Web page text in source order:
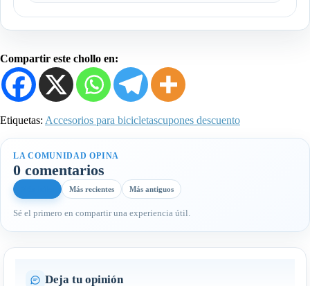
Compartir este chollo en:
Etiquetas: Accesorios para bicicletascupones descuento
LA COMUNIDAD OPINA
0 comentarios
Más recientes Más antiguos
Sé el primero en compartir una experiencia útil.
Deja tu opinión